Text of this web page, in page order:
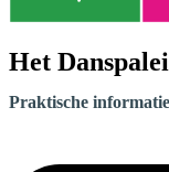
Het
Praktische informatie